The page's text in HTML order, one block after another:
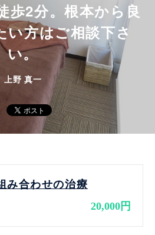
歩2分。根本から良
い方はご相談下さ
い。
上野 真一
み合わせの治療
20,000円